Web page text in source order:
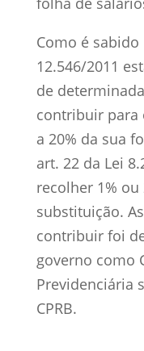
Como é
12.546/2011
de
contribuir para
a 20% da sua
art. 22 da Lei
recolher 1%
substituição.
contribuir foi
governo como
Previdenciária
CPRB.